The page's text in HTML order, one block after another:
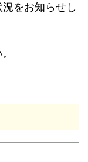
をお知らせし